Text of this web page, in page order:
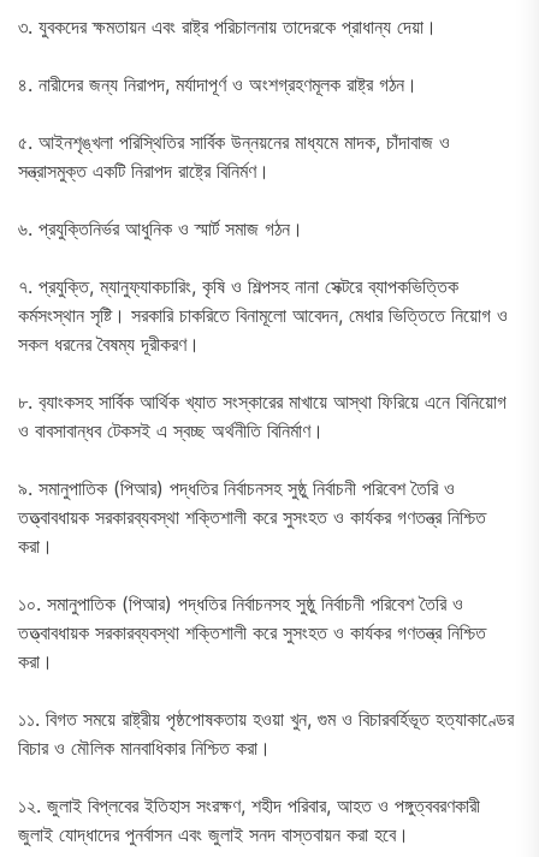
৩. যুবকদের ক্ষমতায়ন এবং রাষ্ট্র পরিচালনায় তাদেরকে প্রাধান্য দেয়া।
৪. নারীদের জন্য নিরাপদ, মর্যাদাপূর্ণ ও অংশগ্রহণমূলক রাষ্ট্র গঠন।
৫. আইনশৃঙ্খলা পরিস্থিতির সার্বিক উন্নয়নের মাধ্যমে মাদক, চাঁদাবাজ ও
সন্ত্রাসমুক্ত একটি নিরাপদ রাষ্ট্রে বিনির্মণ।
৬. প্রযুক্তিনির্ভর আধুনিক ও স্মার্ট সমাজ গঠন।
৭. প্রযুক্তি, ম্যানুফ্যাকচারিং, কৃষি ও শিল্পসহ নানা সেক্টরে ব্যাপকভিত্তিক
কর্মসংস্থান সৃষ্টি। সরকারি চাকরিতে বিনামূলো আবেদন, মেধার ভিত্তিতে নিয়োগ ও
সকল ধরনের বৈষম্য দূরীকরণ।
৮. ব‍্যাংকসহ সার্বিক আর্থিক খ্যাত সংস্কারের মাখায়ে আস্থা ফিরিয়ে এনে বিনিয়োগ
ও বাবসাবান্ধব টেকসই এ স্বচ্ছ অর্থনীতি বিনির্মাণ।
৯. সমানুপাতিক (পিআর) পদ্ধতির নির্বাচনসহ সুষ্ঠু নির্বাচনী পরিবেশ তৈরি ও
তত্ত্বাবধায়ক সরকারব্যবস্থা শক্তিশালী করে সুসংহত ও কার্যকর গণতন্ত্র নিশ্চিত
করা।
১০. সমানুপাতিক (পিআর) পদ্ধতির নির্বাচনসহ সুষ্ঠু নির্বাচনী পরিবেশ তৈরি ও
তত্ত্বাবধায়ক সরকারব্যবস্থা শক্তিশালী করে সুসংহত ও কার্যকর গণতন্ত্র নিশ্চিত
করা।
১১. বিগত সময়ে রাষ্ট্রীয় পৃষ্ঠপোষকতায় হওয়া খুন, গুম ও বিচারবর্হিভূত হত্যাকাণ্ডের
বিচার ও মৌলিক মানবাধিকার নিশ্চিত করা।
১২. জুলাই বিপ্লবের ইতিহাস সংরক্ষণ, শহীদ পরিবার, আহত ও পঙ্গুত্ববরণকারী
জুলাই যোদ্ধাদের পুনর্বাসন এবং জুলাই সনদ বাস্তবায়ন করা হবে।